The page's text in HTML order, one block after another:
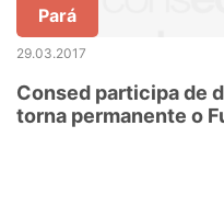
Pará
29.03.2017
Consed participa de
torna permanente o